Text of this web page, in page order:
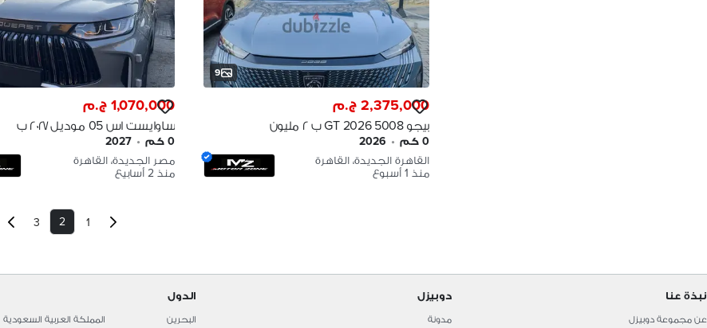
9
2,375,000 ج.م
بيجو 5008 2026 GT ب ٢ مليون
٣٧٥ ارخص سعر ف مصر
PEUGEOT 5008 GT
0 كم •
2026
القاهرة الجديدة، القاهرة
منذ 1 أسبوع
1,070,000 ج.م
ساوايست اس 05 موديل ٢٠٢٧ ب
مليون 70 2027 Soueast S05
0 كم •
2027
مصر الجديدة، القاهرة
منذ 2 أسابيع
1
2
3
نبذة عنا
عن مجموعة دوبيزل
دوبيزل
مدونة
الدول
البحرين المملكة العربية السعودية